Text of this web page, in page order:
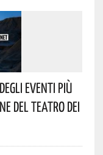
Eventi Più
Del Teatro Dei